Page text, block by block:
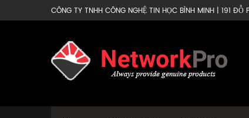
CÔNG TY TNHH CÔNG NGHỆ TIN HỌC BÌNH MINH | 191 ĐỖ